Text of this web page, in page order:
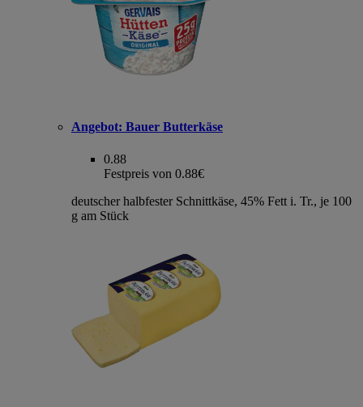
Angebot: Bauer Butterkäse
0.88
Festpreis von 0.88€
deutscher halbfester Schnittkäse, 45% Fett i. Tr., je 100
g am Stück